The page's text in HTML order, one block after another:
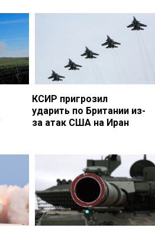
КСИР пригрозил
ударить по Британии из-
за атак США на Иран